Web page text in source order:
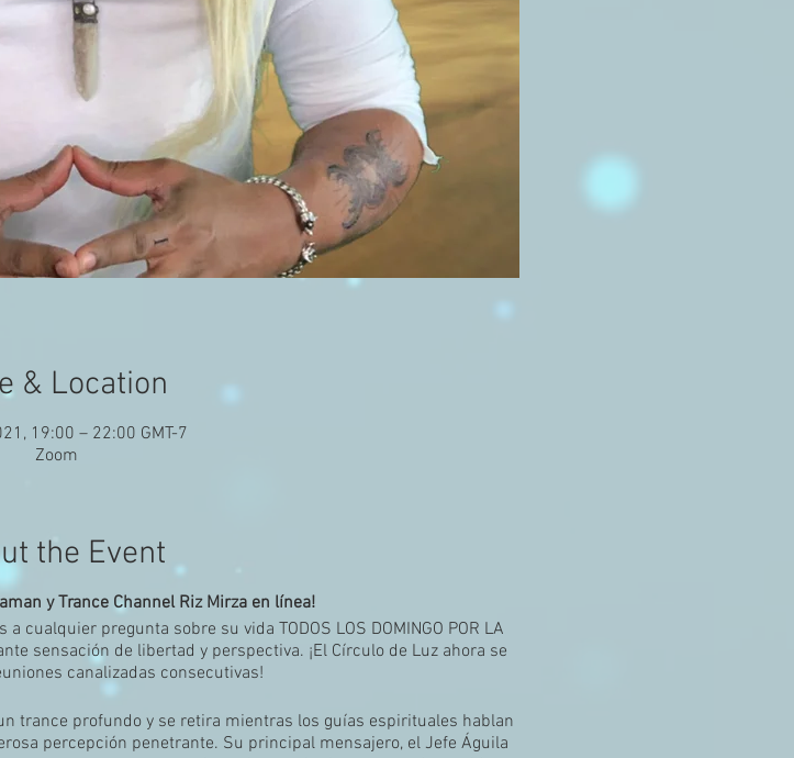
& Location
19:00 – 22:00 GMT-7
Zoom
the Event
y Trance Channel Riz Mirza en línea!
cualquier pregunta sobre su vida TODOS LOS DOMINGO POR LA
sensación de libertad y perspectiva. ¡El Círculo de Luz ahora se
canalizadas consecutivas!
trance profundo y se retira mientras los guías espirituales hablan
percepción penetrante. Su principal mensajero, el Jefe Águila